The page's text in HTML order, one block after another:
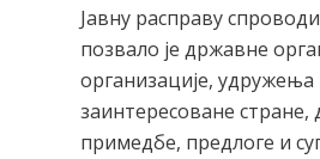
Јавну расправу
позвало је државне
организације,
заинтересоване стране,
примедбе, предлоге и